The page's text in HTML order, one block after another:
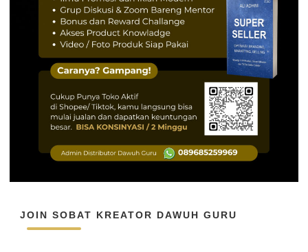
JOIN SOBAT KREATOR DAWUH GURU